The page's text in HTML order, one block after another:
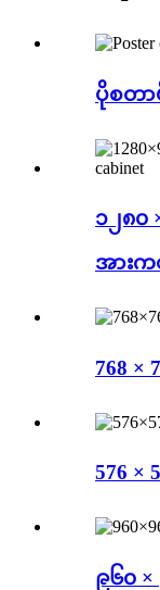
ပိုစတာ
၁၂၈၀
အားက
768
576
၉၆၀